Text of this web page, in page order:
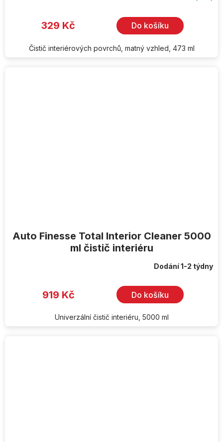
329 Kč Do košíku
Čistič interiérových povrchů, matný vzhled, 473 ml
Auto Finesse Total Interior Cleaner 5000
ml čistič interiéru
Dodání 1-2 týdny
919 Kč Do košíku
Univerzální čistič interiéru, 5000 ml